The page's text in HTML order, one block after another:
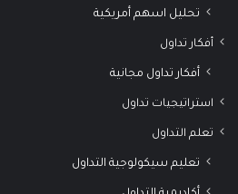
تحليل اسهم أمريكية
أفكار تداول
أفكار تداول مجانية
استراتيجيات تداول
تعلم التداول
تعليم سيكولوجية التداول